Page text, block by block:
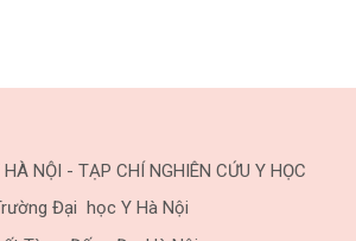
NỘI - TẠP CHÍ NGHIÊN CỨU Y HỌC
Đại học Y Hà Nội